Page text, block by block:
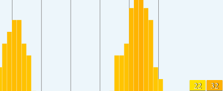
22 32